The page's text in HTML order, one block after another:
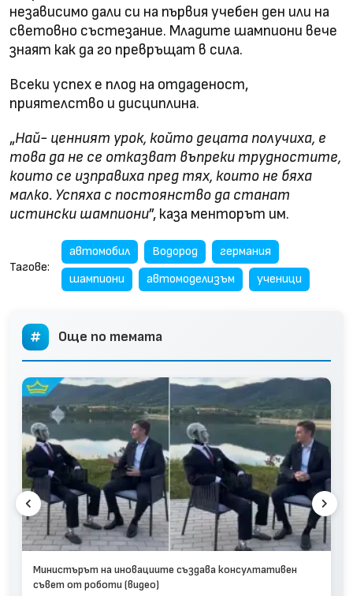
независимо дали си на първия учебен ден или на
световно състезание. Младите шампиони вече
знаят как да го превръщат в сила.
Всеки успех е плод на отдаденост,
приятелство и дисциплина.
„Най- ценният урок, който децата получиха, е
това да не се отказват въпреки трудностите,
които се изправиха пред тях, които не бяха
малко. Успяха с постоянство да станат
истински шампиони”, каза менторът им.
Тагове:
автомобил Водород
германия
шампиони
автомоделизъм ученици
Още по темата
Министърът на иновациите създава консултативен
съвет от роботи (видео)